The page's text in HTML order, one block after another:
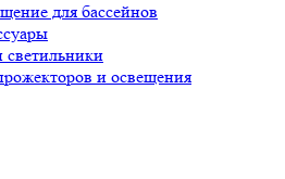
для бассейнов
и освещения